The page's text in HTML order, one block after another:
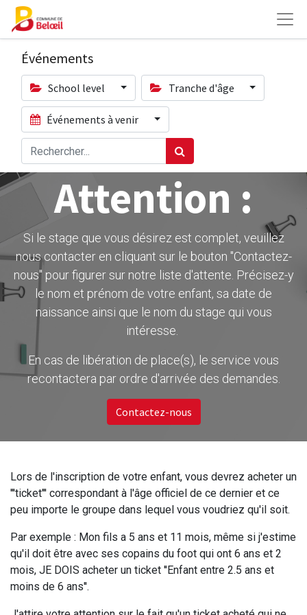
Événements
School level Tranche d'âge
Événements à venir
Attention :
Si le stage que vous désirez est complet, veuillez
nous contacter en cliquant sur le bouton ''Contactez-
nous" pour figurer sur notre liste d'attente. Précisez-y
le nom et prénom de votre enfant, sa date de
naissance ainsi que le nom du stage qui vous
intéresse.
En cas de libération de place(s), le service vous
recontactera par ordre d'arrivée des demandes.
Contactez-nous
Lors de l'inscription de votre enfant, vous devrez acheter un
'''ticket''' correspondant à l'âge officiel de ce dernier et ce
peu importe le groupe dans lequel vous voudriez qu'il soit.
Par exemple : Mon fils a 5 ans et 11 mois, même si j'estime
qu'il doit être avec ses copains du foot qui ont 6 ans et 2
mois, JE DOIS acheter un ticket ''Enfant entre 2.5 ans et
moins de 6 ans''.